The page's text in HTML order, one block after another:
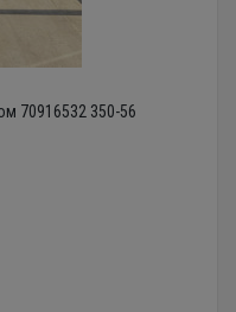
70916532 350-56